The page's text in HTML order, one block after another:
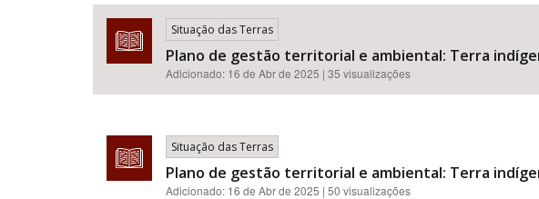
Situação das Terras
Plano de gestão territorial e ambiental: Terra
Adicionado: 16 de Abr de 2025 | 35 visualizações
Situação das Terras
Plano de gestão territorial e ambiental: Terra
Adicionado: 16 de Abr de 2025 | 50 visualizações